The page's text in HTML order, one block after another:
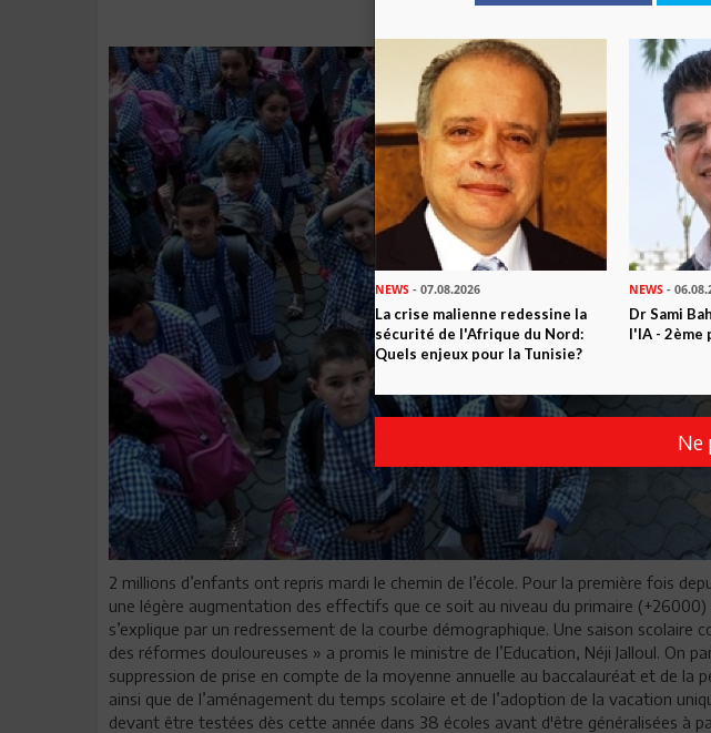
2 millions d’enfants ont repris mardi le chemin de l’école. Pour la première fois
une légère augmentation des effectifs que ce soit au niveau du primaire
s’explique par un redressement de la courbe démographique. Une saison scolaire
des réformes douloureuses » a promis le ministre de l’Education, Néji Jalloul. On
suppression de prise en compte de la moyenne annuelle au baccalauréat et de la
ainsi que de l’aménagement du temps scolaire et de l’adoption de la vacation
devant être testées dès cette année dans 38 écoles avant d'être généralisées à
NEWS - 07.08.2026
La crise malienne redessine la
sécurité de l'Afrique du Nord:
Quels enjeux pour la Tunisie?
NEWS -
Dr Sami
l'IA - 2ème
Ne